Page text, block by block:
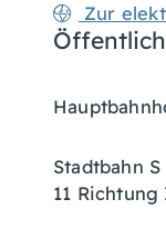
Zur
Stadtbahn
11